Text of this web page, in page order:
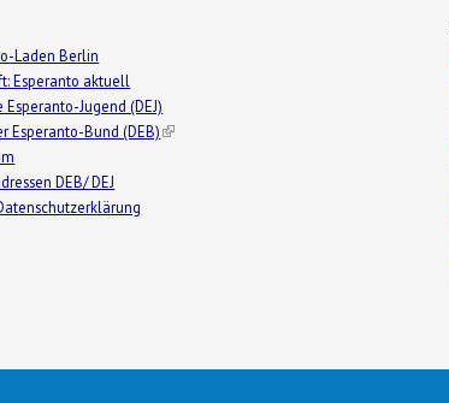
Laden Berlin
Esperanto aktuell
Esperanto-Jugend (DEJ)
Esperanto-Bund (DEB)(link is external)
DEB/ DEJ